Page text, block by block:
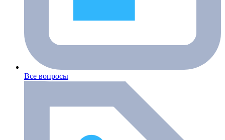
Все вопросы